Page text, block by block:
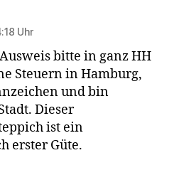
Uhr
bitte in ganz HH
Steuern in Hamburg,
und bin
Dieser
ist ein
erster Güte.